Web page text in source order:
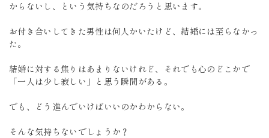
からないし、という気持ちなのだろうと思います。
お付き合いしてきた男性は何人かいたけど、結婚には至らなかっ
た。
結婚に対する焦りはあまりないけれど、それでも心のどこかで
「一人は少し寂しい」と思う瞬間がある。
でも、どう進んでいけばいいのかわからない。
そんな気持ちないでしょうか？